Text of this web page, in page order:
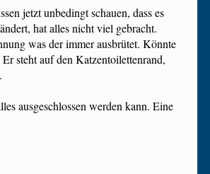
jetzt unbedingt schauen, dass es
hat alles nicht viel gebracht.
was der immer ausbrütet. Könnte
steht auf den Katzentoilettenrand,
ausgeschlossen werden kann. Eine